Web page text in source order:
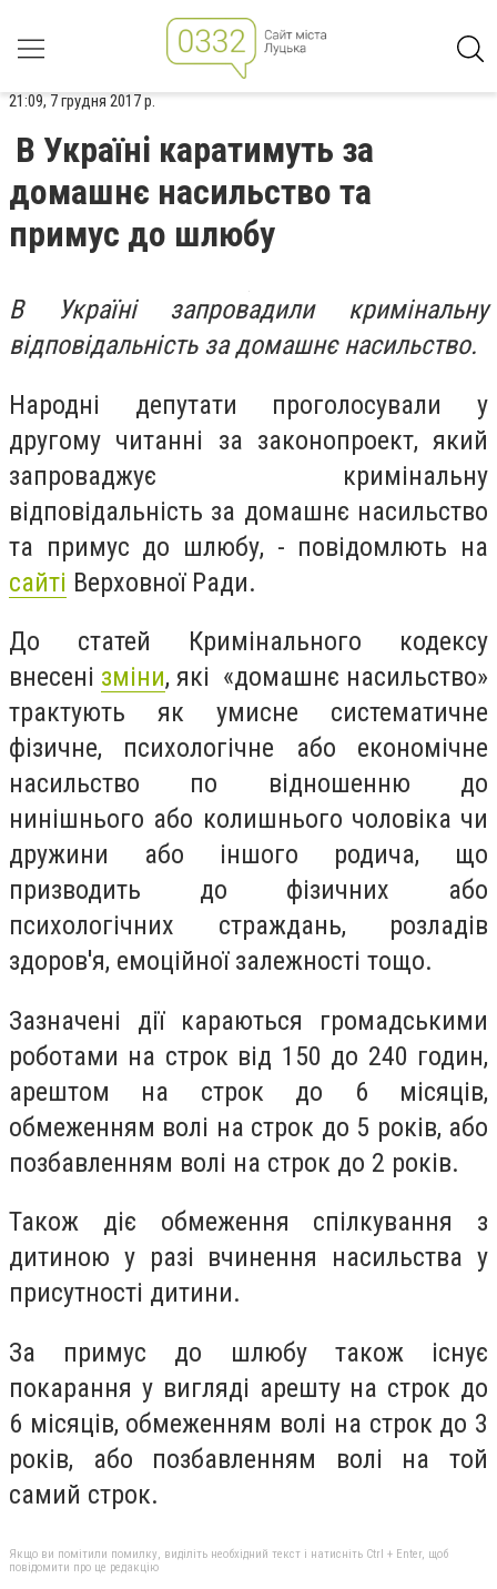
21:09, 7 грудня 2017 р.
В Україні каратимуть за
домашнє насильство та
примус до шлюбу
В Україні запровадили кримінальну
відповідальність за домашнє насильство.
Народні депутати проголосували у
другому читанні за законопроект, який
запроваджує кримінальну
відповідальність за домашнє насильство
та примус до шлюбу, - повідомлють на
сайті Верховної Ради.
До статей Кримінального кодексу
внесені зміни, які «домашнє насильство»
трактують як умисне систематичне
фізичне, психологічне або економічне
насильство по відношенню до
нинішнього або колишнього чоловіка чи
дружини або іншого родича, що
призводить до фізичних або
психологічних страждань, розладів
здоров'я, емоційної залежності тощо.
Зазначені дії караються громадськими
роботами на строк від 150 до 240 годин,
арештом на строк до 6 місяців,
обмеженням волі на строк до 5 років, або
позбавленням волі на строк до 2 років.
Також діє обмеження спілкування з
дитиною у разі вчинення насильства у
присутності дитини.
За примус до шлюбу також існує
покарання у вигляді арешту на строк до
6 місяців, обмеженням волі на строк до 3
років, або позбавленням волі на той
самий строк.
Якщо ви помітили помилку, виділіть необхідний текст і натисніть Ctrl + Enter, щоб
повідомити про це редакцію